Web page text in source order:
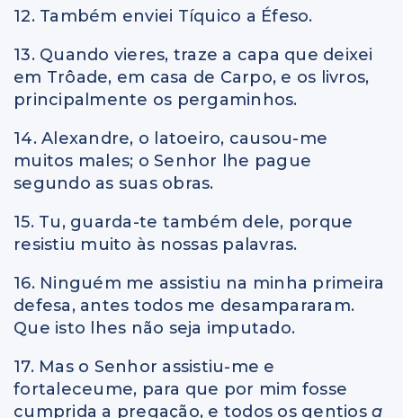
12. Também enviei Tíquico a Éfeso.
13. Quando vieres, traze a capa que deixei
em Trôade, em casa de Carpo, e os livros,
principalmente os pergaminhos.
14. Alexandre, o latoeiro, causou-me
muitos males; o Senhor lhe pague
segundo as suas obras.
15. Tu, guarda-te também dele, porque
resistiu muito às nossas palavras.
16. Ninguém me assistiu na minha primeira
defesa, antes todos me desampararam.
Que isto lhes não seja imputado.
17. Mas o Senhor assistiu-me e
fortaleceume, para que por mim fosse
cumprida a pregação, e todos os gentios a